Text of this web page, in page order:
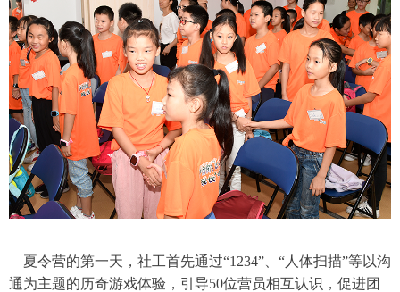
夏令营的第一天，社工首先通过“1234”、“人体扫描”等以沟
通为主题的历奇游戏体验，引导50位营员相互认识，促进团